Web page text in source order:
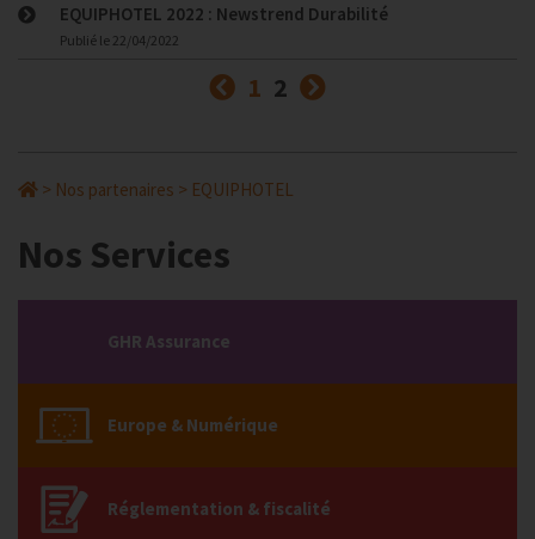
EQUIPHOTEL 2022 : Newstrend Durabilité
Publié le 22/04/2022
Précédent
1 (courante)
2
> Nos partenaires > EQUIPHOTEL
Nos Services
GHR Assurance
Europe & Numérique
Réglementation & fiscalité